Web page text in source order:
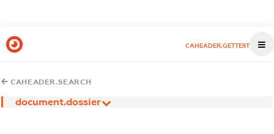
CAHEADER.GETTEST
CAHEADER.SEARCH
document.dossier